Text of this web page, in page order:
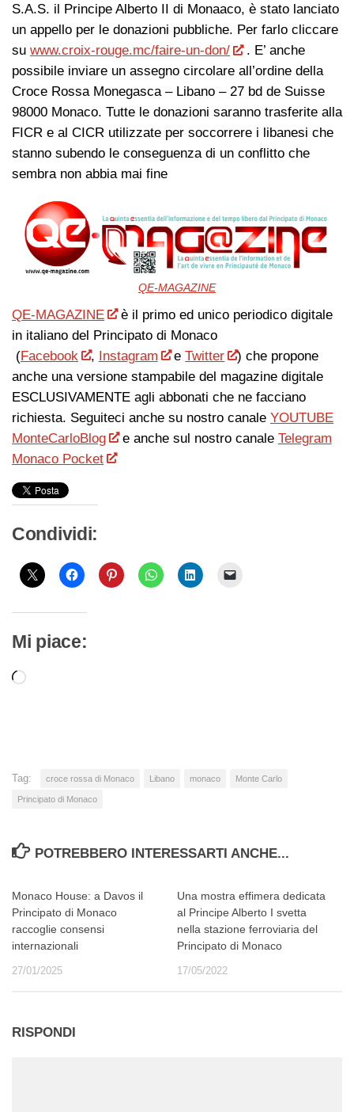
S.A.S. il Principe Alberto II di Monaaco, è stato lanciato
un appello per le donazioni pubbliche. Per farlo cliccare
su www.croix-rouge.mc/faire-un-don/
. E’ anche
possibile inviare un assegno circolare all’ordine della
Croce Rossa Monegasca – Libano – 27 bd de Suisse
98000 Monaco. Tutte le donazioni saranno trasferite alla
FICR e al CICR utilizzate per soccorrere i libanesi che
stanno subendo le conseguenza di un conflitto che
sembra non abbia mai fine
QE-MAGAZINE
QE-MAGAZINE
è il primo ed unico periodico digitale
in italiano del Principato di Monaco
(Facebook , Instagram eTwitter
) che propone
anche una versione stampabile del magazine digitale
ESCLUSIVAMENTE agli abbonati che ne facciano
richiesta. Seguiteci anche su nostro canale YOUTUBE
MonteCarloBlog
e anche sul nostro canale Telegram
Monaco Pocket
Condividi:
Mi piace:
Caricamento
Tag: croce rossa di Monaco Libano monaco Monte Carlo
Principato di Monaco
POTREBBERO INTERESSARTI ANCHE...
Monaco House: a Davos il
Principato di Monaco
raccoglie consensi
internazionali
27/01/2025
Una mostra effimera dedicata
al Principe Alberto I svetta
nella stazione ferroviaria del
Principato di Monaco
17/05/2022
RISPONDI